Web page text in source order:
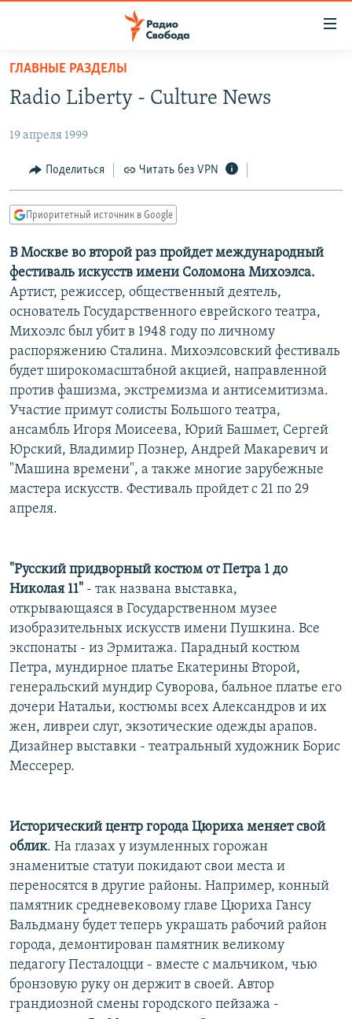
упрощенного
доступа
содержанию
Вернутся
навигации
Вернутся
поиску
ПРОГРАММЫ
АВТОРСКИЕ ПРОЕКТЫ
ЦИТАТЫ СВОБОДЫ
КУЛЬТУРА
IDEL.РЕАЛИИ
КАВКАЗ.РЕАЛИИ
СЕВЕР.РЕАЛИИ
СИБИРЬ.РЕАЛИИ
РАСПИСАНИЕ ВЕЩАНИЯ
ПОДПИШИТЕСЬ НА РАССЫЛКУ
СОЦИАЛЬНЫЕ СЕТИ
ГЛАВНЫЕ РАЗДЕЛЫ
Radio Liberty - Culture News
19 апреля 1999
Поделиться Читать без VPN
Приоритетный источник в Google
В Москве во второй раз пройдет международный
фестиваль искусств имени Соломона Михоэлса.
Артист, режиссер, общественный деятель,
основатель Государственного еврейского театра,
Михоэлс был убит в 1948 году по личному
распоряжению Сталина. Михоэлсовский фестиваль
будет широкомасштабной акцией, направленной
против фашизма, экстремизма и антисемитизма.
Участие примут солисты Большого театра,
ансамбль Игоря Моисеева, Юрий Башмет, Сергей
Юрский, Владимир Познер, Андрей Макаревич и
"Машина времени", а также многие зарубежные
мастера искусств. Фестиваль пройдет с 21 по 29
апреля.
"Русский придворный костюм от Петра 1 до
Николая 11" - так названа выставка,
открывающаяся в Государственном музее
изобразительных искусств имени Пушкина. Все
экспонаты - из Эрмитажа. Парадный костюм
Петра, мундирное платье Екатерины Второй,
генеральский мундир Суворова, бальное платье его
дочери Натальи, костюмы всех Александров и их
жен, ливреи слуг, экзотические одежды арапов.
Дизайнер выставки - театральный художник Борис
Мессерер.
Исторический центр города Цюриха меняет свой
облик. На глазах у изумленных горожан
знаменитые статуи покидают свои места и
переносятся в другие районы. Например, конный
памятник средневековому главе Цюриха Гансу
Вальдману будет теперь украшать рабочий район
города, демонтирован памятник великому
педагогу Песталоцци - вместе с мальчиком, чью
бронзовую руку он держит в своей. Автор
грандиозной смены городского пейзажа -